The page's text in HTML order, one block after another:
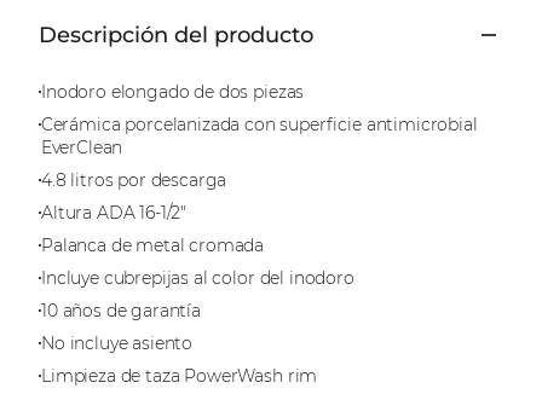
Descripción del producto
Inodoro elongado de dos piezas
Cerámica porcelanizada con superficie antimicrobial
EverClean
4.8 litros por descarga
Altura ADA 16-1/2"
Palanca de metal cromada
Incluye cubrepijas al color del inodoro
10 años de garantía
No incluye asiento
Limpieza de taza PowerWash rim